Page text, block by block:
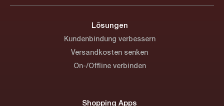
Lösungen
Kundenbindung verbessern
Versandkosten senken
On-/Offline verbinden
Shopping Apps